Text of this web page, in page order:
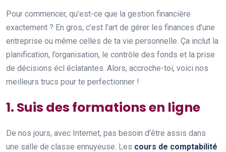
Pour commencer, qu’est-ce que la gestion financière
exactement ? En gros, c’est l’art de gérer les finances d’une
entreprise ou même celles de ta vie personnelle. Ça inclut la
planification, l’organisation, le contrôle des fonds et la prise
de décisions écl éclatantes. Alors, accroche-toi, voici nos
meilleurs trucs pour te perfectionner !
1. Suis des formations en ligne
De nos jours, avec Internet, pas besoin d’être assis dans
une salle de classe ennuyeuse. Les cours de comptabilité